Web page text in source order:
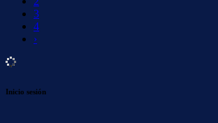
3
4
›
Inicio sesión